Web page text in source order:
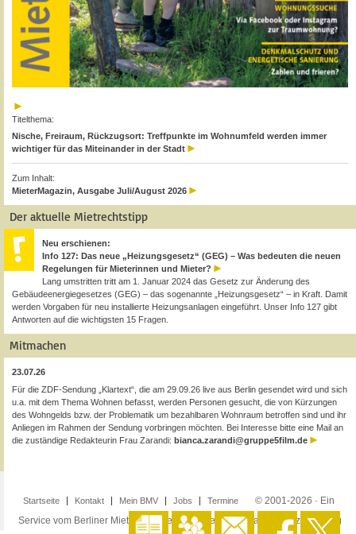
Titelthema:
Nische, Freiraum, Rückzugsort: Treffpunkte im Wohnumfeld werden immer
wichtiger für das Miteinander in der Stadt
Zum Inhalt:
MieterMagazin, Ausgabe Juli/August 2026
Der aktuelle Mietrechtstipp
Neu erschienen:
Info 127: Das neue „Heizungsgesetz“ (GEG) – Was bedeuten die neuen
Regelungen für Mieterinnen und Mieter?
Lang umstritten tritt am 1. Januar 2024 das Gesetz zur Änderung des
Gebäudeenergiegesetzes (GEG) – das sogenannte „Heizungsgesetz“ – in Kraft. Damit
werden Vorgaben für neu installierte Heizungsanlagen eingeführt. Unser Info 127 gibt
Antworten auf die wichtigsten 15 Fragen.
Mitmachen
23.07.26
Für die ZDF-Sendung „Klartext“, die am 29.09.26 live aus Berlin gesendet wird und sich
u.a. mit dem Thema Wohnen befasst, werden Personen gesucht, die von Kürzungen
des Wohngelds bzw. der Problematik um bezahlbaren Wohnraum betroffen sind und ihr
Anliegen im Rahmen der Sendung vorbringen möchten. Bei Interesse bitte eine Mail an
die zuständige Redakteurin Frau Zarandi: bianca.zarandi@gruppe5film.de
Startseite Kontakt Mein BMV Jobs Termine
© 2001-2026 · Ein
Service vom Berliner Mieterverein e.V. ·Impressum·Datenschutzerklärung